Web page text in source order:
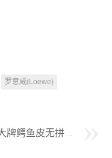
罗意威(Loewe)
大牌鳄鱼皮无拼接皮带